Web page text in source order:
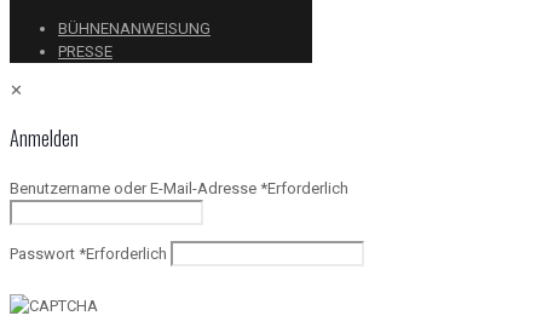
BÜHNENANWEISUNG
PRESSE
✕
Anmelden
Benutzername oder E-Mail-Adresse *Erforderlich
Passwort *Erforderlich